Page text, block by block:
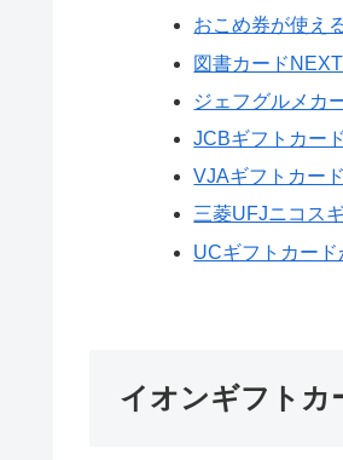
おこめ券が使え
図書カード
ジェフグルメカ
JCBギフトカー
VJAギフトカー
三菱UFJニコス
UCギフトカード
イオンギフトカ